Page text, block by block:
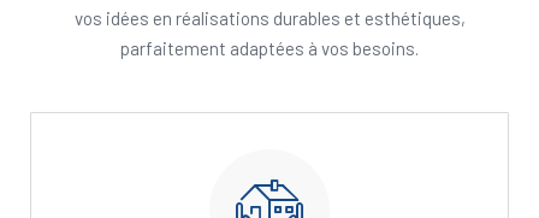
vos idées en réalisations durables et esthétiques,
parfaitement adaptées à vos besoins.